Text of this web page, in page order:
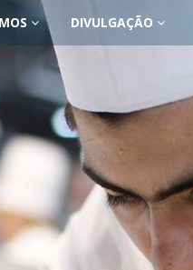
DIVULGAÇÃO